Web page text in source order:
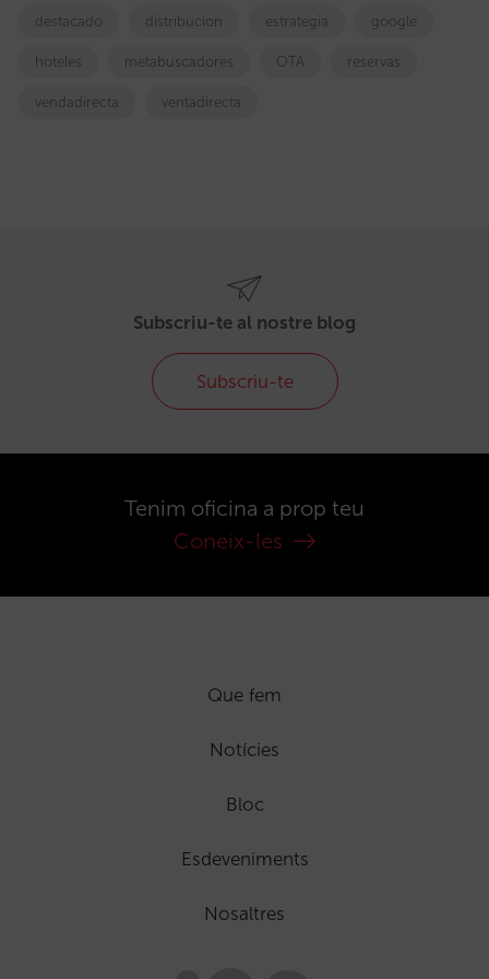
destacado distribucion estrategia google
hoteles metabuscadores OTA reservas
vendadirecta ventadirecta
Subscriu-te al nostre blog
Subscriu-te
Tenim oficina a prop teu
Coneix-les
Que fem
Notícies
Bloc
Esdeveniments
Nosaltres